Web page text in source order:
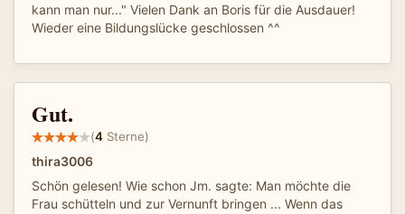
kann man nur..." Vielen Dank an Boris für die Ausdauer!
Wieder eine Bildungslücke geschlossen ^^
Gut.
(4 Sterne)
thira3006
Schön gelesen! Wie schon Jm. sagte: Man möchte die
Frau schütteln und zur Vernunft bringen ... Wenn das